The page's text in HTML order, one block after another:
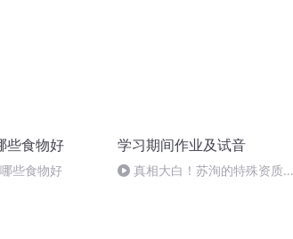
些食物好
些食物好
学习期间作业及试音
真相大白！苏洵的特殊资质究